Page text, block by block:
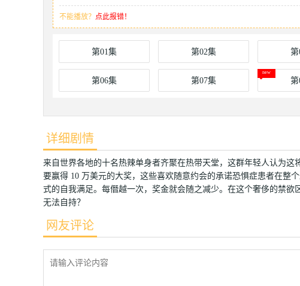
不能播放？ 点此报错！
第01集 第02集 第
第06集 第07集 第
详细剧情
来自世界各地的十名热辣单身者齐聚在热带天堂，这群年轻人认为
要赢得 10 万美元的大奖，这些喜欢随意约会的承诺恐惧症患者在整
式的自我满足。每僭越一次，奖金就会随之减少。在这个奢侈的禁
无法自持？
网友评论